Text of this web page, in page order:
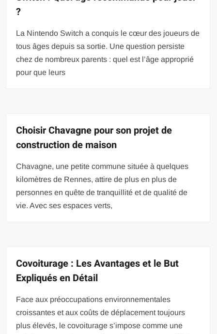
?
La Nintendo Switch a conquis le cœur des joueurs de
tous âges depuis sa sortie. Une question persiste
chez de nombreux parents : quel est l’âge approprié
pour que leurs
Choisir Chavagne pour son projet de
construction de maison
Chavagne, une petite commune située à quelques
kilomètres de Rennes, attire de plus en plus de
personnes en quête de tranquillité et de qualité de
vie. Avec ses espaces verts,
Covoiturage : Les Avantages et le But
Expliqués en Détail
Face aux préoccupations environnementales
croissantes et aux coûts de déplacement toujours
plus élevés, le covoiturage s’impose comme une